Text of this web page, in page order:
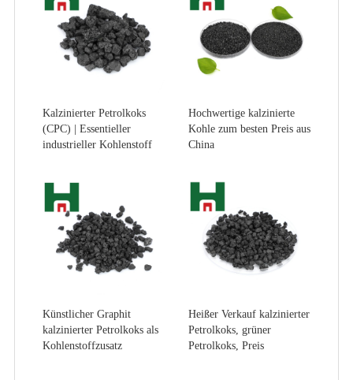
Kalzinierter Petrolkoks
(CPC) | Essentieller
industrieller Kohlenstoff
Hochwertige kalzinierte
Kohle zum besten Preis aus
China
Künstlicher Graphit
kalzinierter Petrolkoks als
Kohlenstoffzusatz
Heißer Verkauf kalzinierter
Petrolkoks, grüner
Petrolkoks, Preis